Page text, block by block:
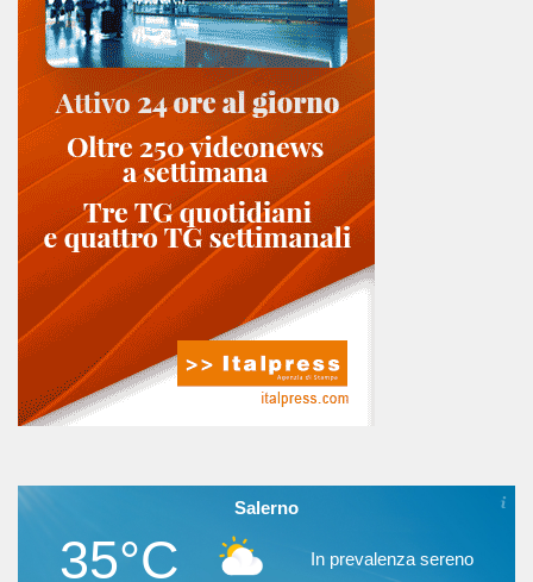
Salerno
35°C In prevalenza sereno